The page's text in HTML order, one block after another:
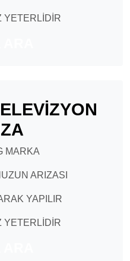
YETERLİDİR
MARKA
ARIZASI
YAPILIR
YETERLİDİR